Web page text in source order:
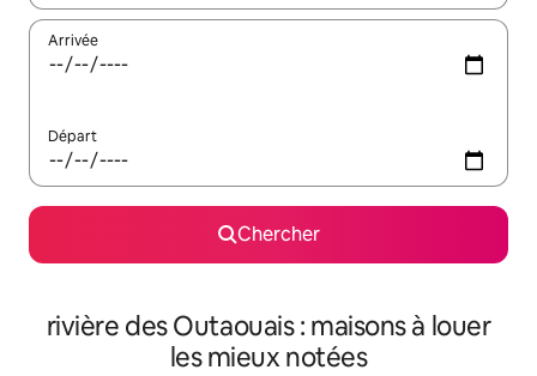
Arrivée
Départ
Chercher
rivière des Outaouais : maisons à louer
les mieux notées